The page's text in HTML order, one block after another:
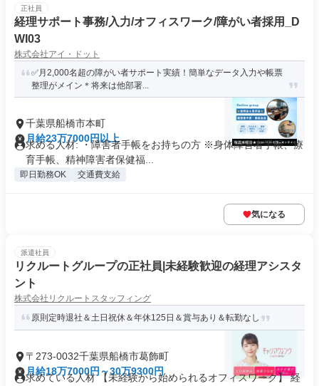
正社員
経理サポート事務/入力/オフィスワーク/障がい者採用_D
WI03
株式会社アイ・ドット
✅月2,000名超の障がい者サポート実績！簡単なデータ入力や帳票
整理がメイン＊将来は他部署...
千葉県船橋市本町
月給23万7000円以上
求める人材: ・障害者手帳をお持ちの方 ※身体障害者手帳、療
育手帳、精神障害者保健福...
即日勤務OK 交通費支給
気になる
派遣社員
リクルートグループの正社員|未経験歓迎の経理アシスタ
ント
株式会社リクルートスタッフィング
原則定時退社＆土日祝休＆年休125日＆賞与あり＆転勤なし
〒273-0032千葉県船橋市葛飾町
月給18万7000円～30万9300円
求めている人材 【未経験から始められるオフィスワーク】 経